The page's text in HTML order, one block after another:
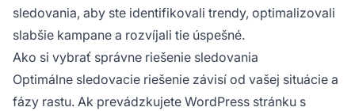
sledovania, aby ste identifikovali trendy, optimalizovali
slabšie kampane a rozvíjali tie úspešné.
Ako si vybrať správne riešenie sledovania
Optimálne sledovacie riešenie závisí od vašej situácie a
fázy rastu. Ak prevádzkujete WordPress stránku s